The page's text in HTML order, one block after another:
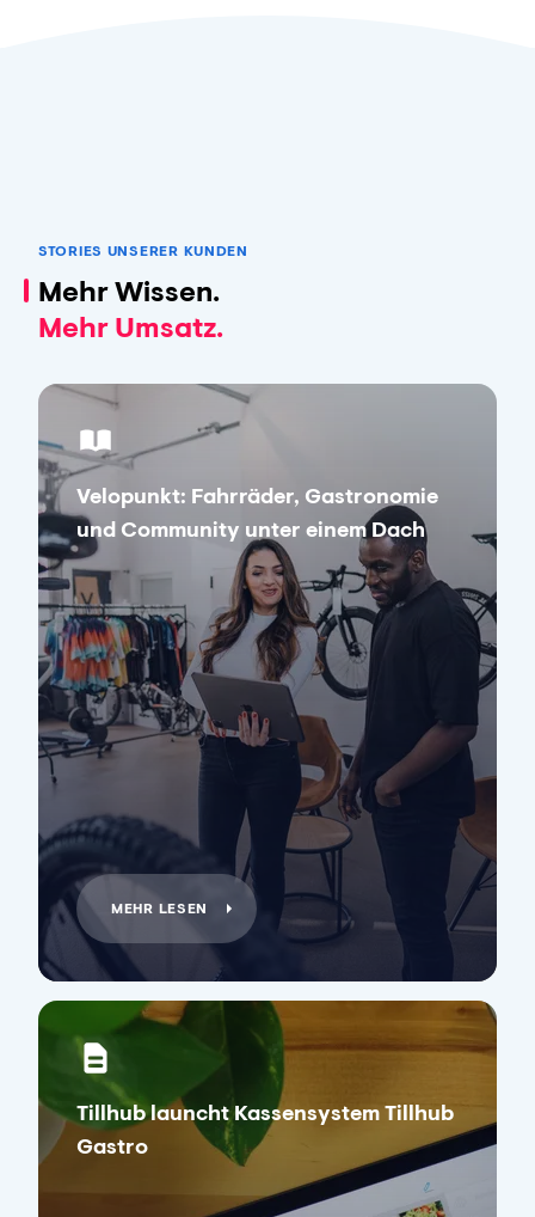
STORIES UNSERER KUNDEN
Mehr Wissen.
Mehr Umsatz.
Velopunkt: Fahrräder, Gastronomie
und Community unter einem Dach
MEHR LESEN
Tillhub launcht Kassensystem Tillhub
Gastro